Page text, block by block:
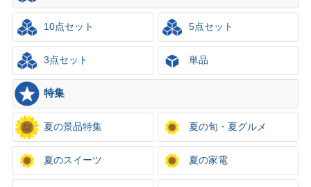
10点セット 5点セット
3点セット 単品
特集
夏の景品特集 夏の旬・夏グルメ
夏のスイーツ 夏の家電